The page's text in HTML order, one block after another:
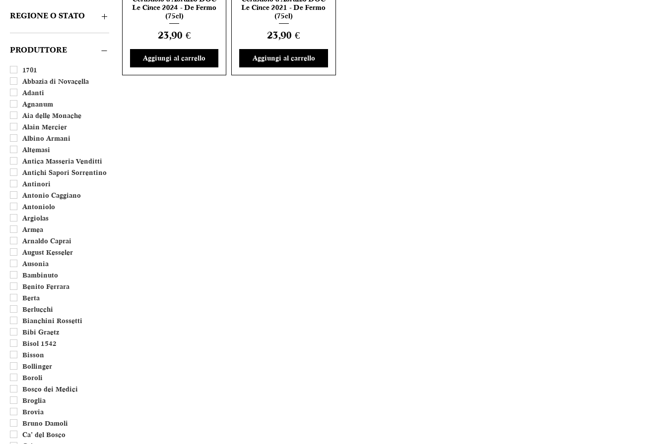
Amaro e Liquore
Dolce
Porto
REGIONE O STATO
Abruzzo
Basilicata
Campania
Emilia Romagna
Friuli Venezia Giulia
Lazio
Liguria
Lombardia
Marche
Molise
Piemonte
Puglia
Sardegna
Sicilia
Toscana
Trentino Alto Adige
Umbria
Valle d'Aosta
Veneto
Francia
Portogallo
PRODUTTORE
1701
Abbazia di Novacella
Adanti
Agnanum
Aia delle Monache
Alain Mercier
Albino Armani
Altemasi
Antica Masseria Venditti
Antichi Sapori Sorrentino
Antinori
Antonio Caggiano
Antoniolo
Argiolas
Armea
Arnaldo Caprai
August Kesseler
Ausonia
Bambinuto
Benito Ferrara
Berta
Berlucchi
Bianchini Rossetti
Bibi Graetz
Bisol 1542
Bisson
Bollinger
Boroli
Bosco dei Medici
Broglia
Brovia
Bruno Damoli
Ca’ del Bosco
Le Cince 2024 - De Fermo
(75cl)
Prezzo
23,90 €
Aggiungi al carrello
Le Cince 2021 - De Fermo
(75cl)
Prezzo
23,90 €
Aggiungi al carrello